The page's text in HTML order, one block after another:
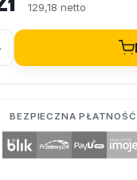
129,18 netto
BEZPIECZNA